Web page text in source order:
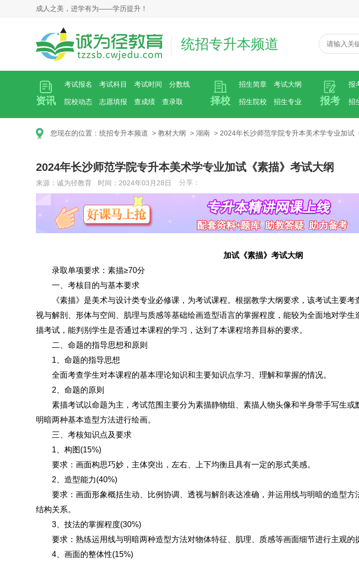
成人之美，进学有为——学历提升！
统招专升本频道
资讯
考试报名 考试科目 考试时间 分数线
院校动态 志愿填报 查成绩 查录取 择校
招生简章 考试大纲
招生院校 招生专业 报考
报
招
您现在的位置： 统招专升本频道 > 教材大纲 > 湖南 > 2024年长沙师范学院专升本美术学专业加试
2024年长沙师范学院专升本美术学专业加试《素描》考试大纲
来源：诚为径教育 时间：2024年03月28日 分享：
加试《素描》考试大纲
录取单项要求：素描≥70分
一、考核目的与基本要求
《素描》是美术与设计类专业必修课，为考试课程。根据教学大纲要求，该考试主要考
视与解剖、形体与空间、肌理与质感等基础绘画造型语言的掌握程度，能较为全面地对学
描考试，能判别学生是否通过本课程的学习，达到了本课程培养目标的要求。
二、命题的指导思想和原则
1、命题的指导思想
全面考查学生对本课程的基本理论知识和主要知识点学习、理解和掌握的情况。
2、命题的原则
素描考试以命题为主，考试范围主要分为素描静物组、素描人物头像和半身带手写生或
明暗两种基本造型方法进行绘画。
三、考核知识点及要求
1、构图(15%)
要求：画面构思巧妙，主体突出，左右、上下均衡且具有一定的形式美感。
2、造型能力(40%)
要求：画面形象概括生动、比例协调、透视与解剖表达准确，并运用线与明暗的造型方
结构关系。
3、技法的掌握程度(30%)
要求：熟练运用线与明暗两种造型方法对物体特征、肌理、质感等画面细节进行主观的
4、画面的整体性(15%)